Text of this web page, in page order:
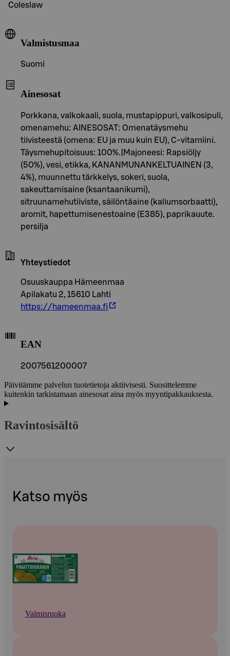
Coleslaw
Valmistusmaa
Suomi
Ainesosat
Porkkana, valkokaali, suola, mustapippuri, valkosipuli,
omenamehu: AINESOSAT: Omenatäysmehu
tiivisteestä (omena: EU ja muu kuin EU), C-vitamiini.
Täysmehupitoisuus: 100%.|Majoneesi: Rapsiöljy
(50%), vesi, etikka, KANANMUNANKELTUAINEN (3,
4%), muunnettu tärkkelys, sokeri, suola,
sakeuttamisaine (ksantaanikumi),
sitruunamehutiiviste, säilöntäaine (kaliumsorbaatti),
aromit, hapettumisenestoaine (E385), paprikauute.
persilja
Yhteystiedot
Osuuskauppa Hämeenmaa
Apilakatu 2, 15610 Lahti
https://hameenmaa.fi
EAN
2007561200007
Päivitämme palvelun tuotetietoja aktiivisesti. Suosittelemme
kuitenkin tarkistamaan ainesosat aina myös myyntipakkauksesta.
Ravintosisältö
Katso myös
Valmisruoka